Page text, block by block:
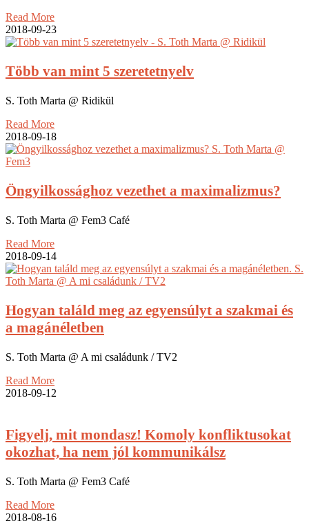
Read More
2018-09-23
Több van mint 5 szeretetnyelv
S. Toth Marta @ Ridikül
Read More
2018-09-18
Öngyilkossághoz vezethet a maximalizmus?
S. Toth Marta @ Fem3 Café
Read More
2018-09-14
Hogyan találd meg az egyensúlyt a szakmai és
a magánéletben
S. Toth Marta @ A mi családunk / TV2
Read More
2018-09-12
Figyelj, mit mondasz! Komoly konfliktusokat
okozhat, ha nem jól kommunikálsz
S. Toth Marta @ Fem3 Café
Read More
2018-08-16